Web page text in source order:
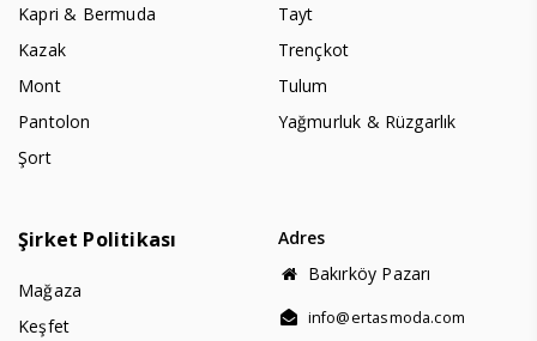
Kapri & Bermuda
Kazak
Mont
Pantolon
Şort
Tayt
Trençkot
Tulum
Yağmurluk & Rüzgarlık
Şirket Politikası
Mağaza
Keşfet
Adres
Bakırköy Pazarı
info@ertasmoda.com